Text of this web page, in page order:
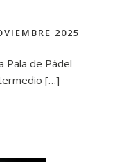
2025
Pala de Pádel
[…]